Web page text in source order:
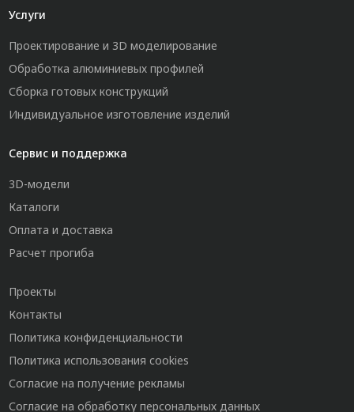
Услуги
Проектирование и 3D моделирование
Обработка алюминиевых профилей
Сборка готовых конструкций
Индивидуальное изготовление изделий
Сервис и поддержка
3D-модели
Каталоги
Оплата и доставка
Расчет прогиба
Проекты
Контакты
Политика конфиденциальности
Политика использования cookies
Согласие на получение рекламы
Согласие на обработку персональных данных